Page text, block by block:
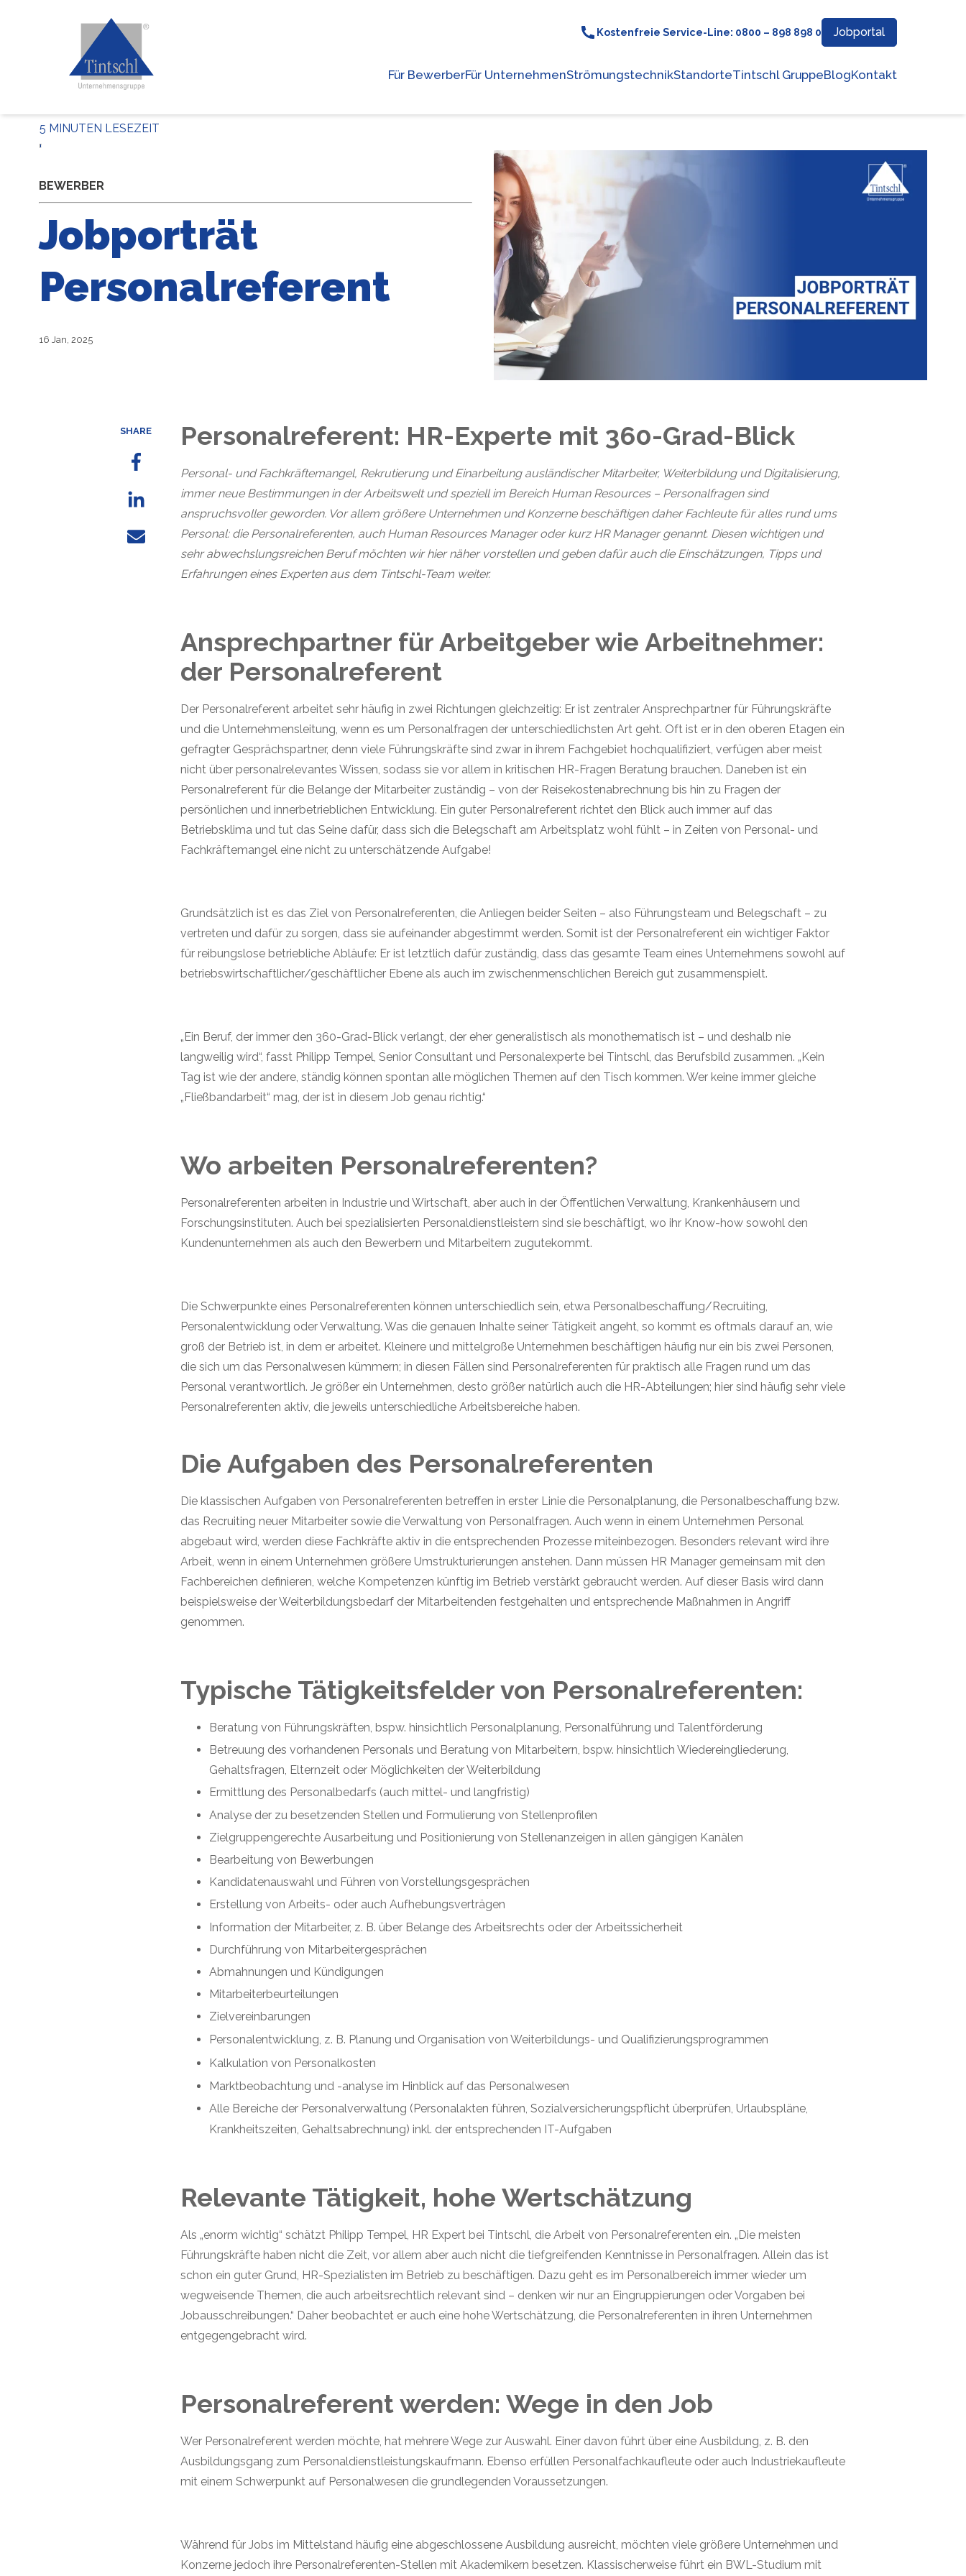
Kostenfreie Service-Line: 0800 – 898 898 0 Jobportal
Für BewerberFür UnternehmenStrömungstechnikStandorteTintschl GruppeBlogKontakt
5 MINUTEN LESEZEIT
BEWERBER
Jobporträt
Personalreferent
16 Jan, 2025
SHARE Personalreferent: HR-Experte mit 360-Grad-Blick
Personal- und Fachkräftemangel, Rekrutierung und Einarbeitung ausländischer Mitarbeiter, Weiterbildung und Digitalisierung,
immer neue Bestimmungen in der Arbeitswelt und speziell im Bereich Human Resources – Personalfragen sind
anspruchsvoller geworden. Vor allem größere Unternehmen und Konzerne beschäftigen daher Fachleute für alles rund ums
Personal: die Personalreferenten, auch Human Resources Manager oder kurz HR Manager genannt. Diesen wichtigen und
sehr abwechslungsreichen Beruf möchten wir hier näher vorstellen und geben dafür auch die Einschätzungen, Tipps und
Erfahrungen eines Experten aus dem Tintschl-Team weiter.
Ansprechpartner für Arbeitgeber wie Arbeitnehmer:
der Personalreferent
Der Personalreferent arbeitet sehr häufig in zwei Richtungen gleichzeitig: Er ist zentraler Ansprechpartner für Führungskräfte
und die Unternehmensleitung, wenn es um Personalfragen der unterschiedlichsten Art geht. Oft ist er in den oberen Etagen ein
gefragter Gesprächspartner, denn viele Führungskräfte sind zwar in ihrem Fachgebiet hochqualifiziert, verfügen aber meist
nicht über personalrelevantes Wissen, sodass sie vor allem in kritischen HR-Fragen Beratung brauchen. Daneben ist ein
Personalreferent für die Belange der Mitarbeiter zuständig – von der Reisekostenabrechnung bis hin zu Fragen der
persönlichen und innerbetrieblichen Entwicklung. Ein guter Personalreferent richtet den Blick auch immer auf das
Betriebsklima und tut das Seine dafür, dass sich die Belegschaft am Arbeitsplatz wohl fühlt – in Zeiten von Personal- und
Fachkräftemangel eine nicht zu unterschätzende Aufgabe!
Grundsätzlich ist es das Ziel von Personalreferenten, die Anliegen beider Seiten – also Führungsteam und Belegschaft – zu
vertreten und dafür zu sorgen, dass sie aufeinander abgestimmt werden. Somit ist der Personalreferent ein wichtiger Faktor
für reibungslose betriebliche Abläufe: Er ist letztlich dafür zuständig, dass das gesamte Team eines Unternehmens sowohl auf
betriebswirtschaftlicher/geschäftlicher Ebene als auch im zwischenmenschlichen Bereich gut zusammenspielt.
„Ein Beruf, der immer den 360-Grad-Blick verlangt, der eher generalistisch als monothematisch ist – und deshalb nie
langweilig wird“, fasst Philipp Tempel, Senior Consultant und Personalexperte bei Tintschl, das Berufsbild zusammen. „Kein
Tag ist wie der andere, ständig können spontan alle möglichen Themen auf den Tisch kommen. Wer keine immer gleiche
„Fließbandarbeit“ mag, der ist in diesem Job genau richtig.“
Wo arbeiten Personalreferenten?
Personalreferenten arbeiten in Industrie und Wirtschaft, aber auch in der Öffentlichen Verwaltung, Krankenhäusern und
Forschungsinstituten. Auch bei spezialisierten Personaldienstleistern sind sie beschäftigt, wo ihr Know-how sowohl den
Kundenunternehmen als auch den Bewerbern und Mitarbeitern zugutekommt.
Die Schwerpunkte eines Personalreferenten können unterschiedlich sein, etwa Personalbeschaffung/Recruiting,
Personalentwicklung oder Verwaltung. Was die genauen Inhalte seiner Tätigkeit angeht, so kommt es oftmals darauf an, wie
groß der Betrieb ist, in dem er arbeitet. Kleinere und mittelgroße Unternehmen beschäftigen häufig nur ein bis zwei Personen,
die sich um das Personalwesen kümmern; in diesen Fällen sind Personalreferenten für praktisch alle Fragen rund um das
Personal verantwortlich. Je größer ein Unternehmen, desto größer natürlich auch die HR-Abteilungen; hier sind häufig sehr viele
Personalreferenten aktiv, die jeweils unterschiedliche Arbeitsbereiche haben.
Die Aufgaben des Personalreferenten
Die klassischen Aufgaben von Personalreferenten betreffen in erster Linie die Personalplanung, die Personalbeschaffung bzw.
das Recruiting neuer Mitarbeiter sowie die Verwaltung von Personalfragen. Auch wenn in einem Unternehmen Personal
abgebaut wird, werden diese Fachkräfte aktiv in die entsprechenden Prozesse miteinbezogen. Besonders relevant wird ihre
Arbeit, wenn in einem Unternehmen größere Umstrukturierungen anstehen. Dann müssen HR Manager gemeinsam mit den
Fachbereichen definieren, welche Kompetenzen künftig im Betrieb verstärkt gebraucht werden. Auf dieser Basis wird dann
beispielsweise der Weiterbildungsbedarf der Mitarbeitenden festgehalten und entsprechende Maßnahmen in Angriff
genommen.
Typische Tätigkeitsfelder von Personalreferenten:
Beratung von Führungskräften, bspw. hinsichtlich Personalplanung, Personalführung und Talentförderung
Betreuung des vorhandenen Personals und Beratung von Mitarbeitern, bspw. hinsichtlich Wiedereingliederung,
Gehaltsfragen, Elternzeit oder Möglichkeiten der Weiterbildung
Ermittlung des Personalbedarfs (auch mittel- und langfristig)
Analyse der zu besetzenden Stellen und Formulierung von Stellenprofilen
Zielgruppengerechte Ausarbeitung und Positionierung von Stellenanzeigen in allen gängigen Kanälen
Bearbeitung von Bewerbungen
Kandidatenauswahl und Führen von Vorstellungsgesprächen
Erstellung von Arbeits- oder auch Aufhebungsverträgen
Information der Mitarbeiter, z. B. über Belange des Arbeitsrechts oder der Arbeitssicherheit
Durchführung von Mitarbeitergesprächen
Abmahnungen und Kündigungen
Mitarbeiterbeurteilungen
Zielvereinbarungen
Personalentwicklung, z. B. Planung und Organisation von Weiterbildungs- und Qualifizierungsprogrammen
Kalkulation von Personalkosten
Marktbeobachtung und -analyse im Hinblick auf das Personalwesen
Alle Bereiche der Personalverwaltung (Personalakten führen, Sozialversicherungspflicht überprüfen, Urlaubspläne,
Krankheitszeiten, Gehaltsabrechnung) inkl. der entsprechenden IT-Aufgaben
Relevante Tätigkeit, hohe Wertschätzung
Als „enorm wichtig“ schätzt Philipp Tempel, HR Expert bei Tintschl, die Arbeit von Personalreferenten ein. „Die meisten
Führungskräfte haben nicht die Zeit, vor allem aber auch nicht die tiefgreifenden Kenntnisse in Personalfragen. Allein das ist
schon ein guter Grund, HR-Spezialisten im Betrieb zu beschäftigen. Dazu geht es im Personalbereich immer wieder um
wegweisende Themen, die auch arbeitsrechtlich relevant sind – denken wir nur an Eingruppierungen oderVorgaben bei
Jobausschreibungen.“ Daher beobachtet er auch eine hohe Wertschätzung, die Personalreferenten in ihren Unternehmen
entgegengebracht wird.
Personalreferent werden: Wege in den Job
Wer Personalreferent werden möchte, hat mehrere Wege zur Auswahl. Einer davon führt über eine Ausbildung, z. B. den
Ausbildungsgang zum Personaldienstleistungskaufmann. Ebenso erfüllen Personalfachkaufleute oder auch Industriekaufleute
mit einem Schwerpunkt auf Personalwesen die grundlegenden Voraussetzungen.
Während für Jobs im Mittelstand häufig eine abgeschlossene Ausbildung ausreicht, möchten viele größere Unternehmen und
Konzerne jedoch ihre Personalreferenten-Stellen mit Akademikern besetzen. Klassischerweise führt ein BWL-Studium mit